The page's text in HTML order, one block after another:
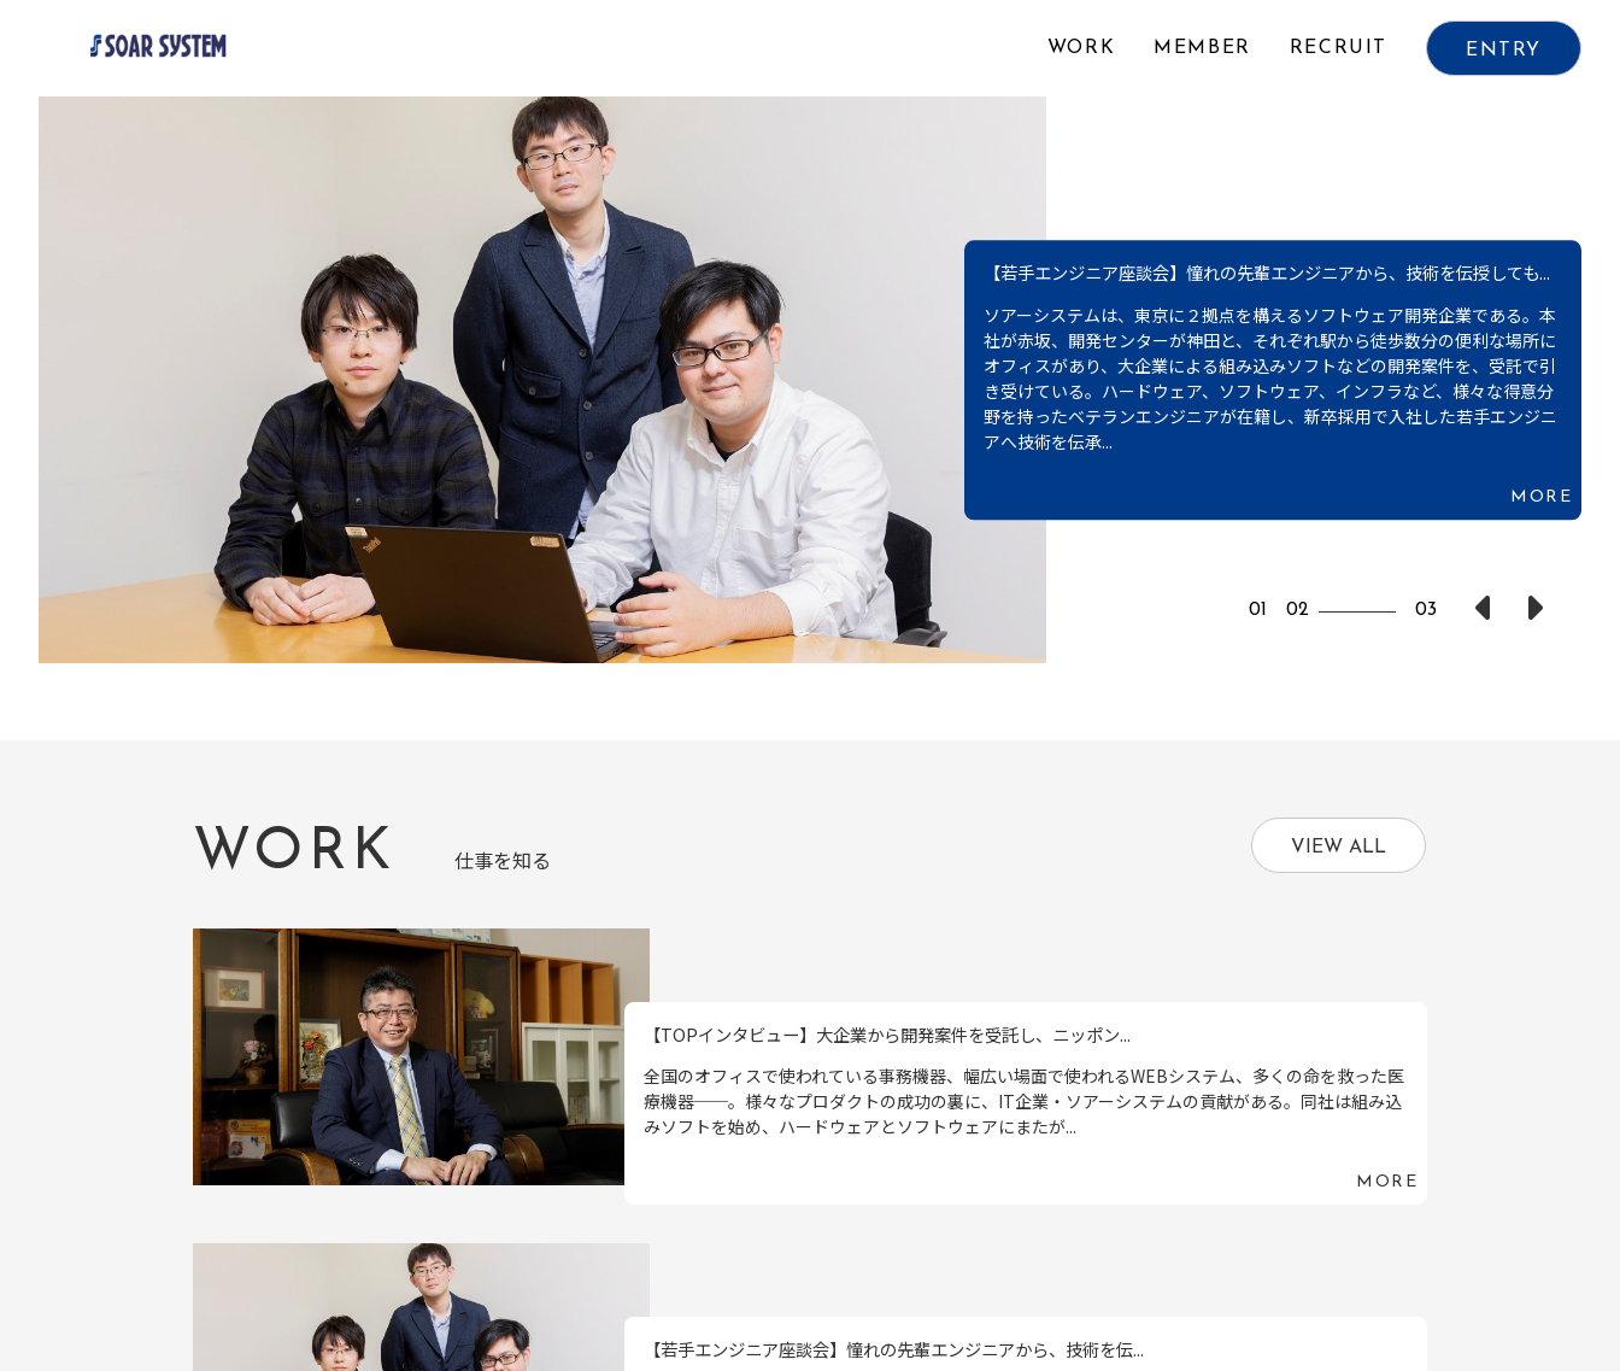
WORK MEMBER RECRUIT ENTRY
【TOPインタビュー】大企業から開発案件を受託し、ニッポンのモノづ...
全国のオフィスで使われている事務機器、幅広い場面で使われるWEBシステ
ム、多くの命を救った医療機器──。様々なプロダクトの成功の裏に、IT企
業・ソアーシステムの貢献がある。同社は組み込みソフトを始め、ハードウ
ェアとソフトウェアにまたがる領域を得意とし、ニッポンを代表するような
大手メーカーを含む顧客から、直接、受託によって開発を引き受けているの
が特徴だ。...
MORE
1 2 3
WORK 仕事を知る
【TOPインタビュー】大企業から開発案件を受託し、ニッポン...
全国のオフィスで使われている事務機器、幅広い場面で使われるWEBシステム、多くの命を救った医
療機器──。様々なプロダクトの成功の裏に、IT企業・ソアーシステムの貢献がある。同社は組み込
みソフトを始め、ハードウェアとソフトウェアにまたが...
MORE
【若手エンジニア座談会】憧れの先輩エンジニアから、技術を伝...
VIEW ALL